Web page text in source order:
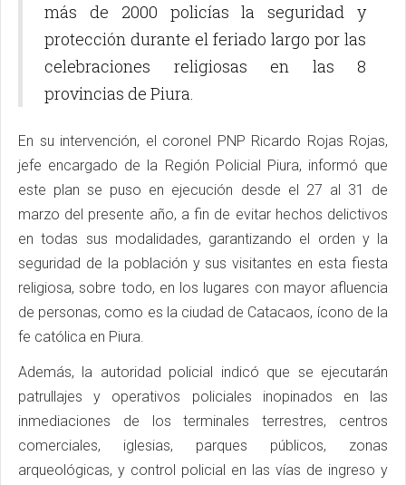
más de 2000 policías la seguridad y
protección durante el feriado largo por las
celebraciones religiosas en las 8
provincias de Piura.
En su intervención, el coronel PNP Ricardo Rojas Rojas,
jefe encargado de la Región Policial Piura, informó que
este plan se puso en ejecución desde el 27 al 31 de
marzo del presente año, a fin de evitar hechos delictivos
en todas sus modalidades, garantizando el orden y la
seguridad de la población y sus visitantes en esta fiesta
religiosa, sobre todo, en los lugares con mayor afluencia
de personas, como es la ciudad de Catacaos, ícono de la
fe católica en Piura.
Además, la autoridad policial indicó que se ejecutarán
patrullajes y operativos policiales inopinados en las
inmediaciones de los terminales terrestres, centros
comerciales, iglesias, parques públicos, zonas
arqueológicas, y control policial en las vías de ingreso y